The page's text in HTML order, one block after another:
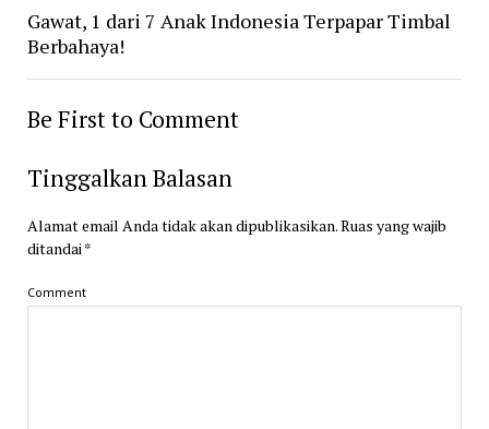
Gawat, 1 dari 7 Anak Indonesia Terpapar Timbal
Berbahaya!
Be First to Comment
Tinggalkan Balasan
Alamat email Anda tidak akan dipublikasikan.Ruas yang wajib
ditandai*
Comment